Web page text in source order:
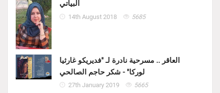
البياتي
14th August 2018 5685
العاقر .. مسرحية نادرة لـ "فديريكو غارثيا
لوركا" - شكر حاجم الصالحي
27th January 2019 5665